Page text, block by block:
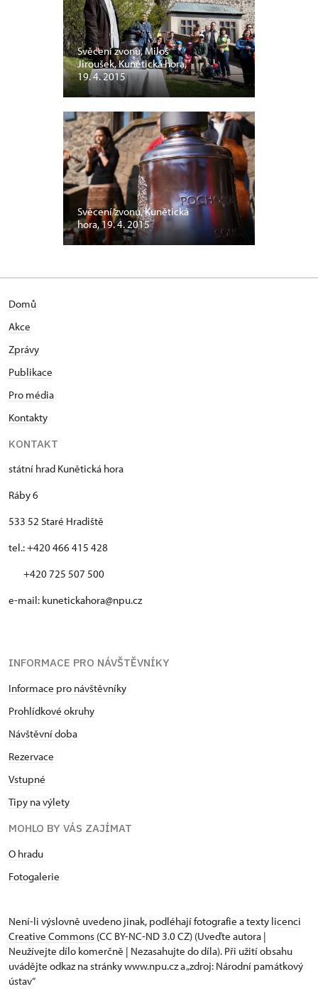
Svěcení zvonu, Miloš
Jiroušek, Kunětická hora,
19. 4. 2015
Svěcení zvonu, Kunětická
hora, 19. 4. 2015
Domů
Akce
Zprávy
Publikace
Pro média
Kontakty
KONTAKT
státní hrad Kunětická hora
Ráby 6
533 52 Staré Hradiště
tel.: +420 466 415 428
+420 725 507 500
e-mail: kunetickahora@npu.cz
INFORMACE PRO NÁVŠTĚVNÍKY
Informace pro návštěvníky
Prohlídkové okruhy
Návštěvní doba
Rezervace
Vstupné
Tipy na výlety
MOHLO BY VÁS ZAJÍMAT
O hradu
Fotogalerie
Není-li výslovně uvedeno jinak, podléhají fotografie a texty licenci
Creative Commons (CC BY-NC-ND 3.0 CZ) (Uveďte autora |
Neužívejte dílo komerčně | Nezasahujte do díla). Při užití obsahu
uvádějte odkaz na stránky www.npu.cz a „zdroj: Národní památkový
ústav“